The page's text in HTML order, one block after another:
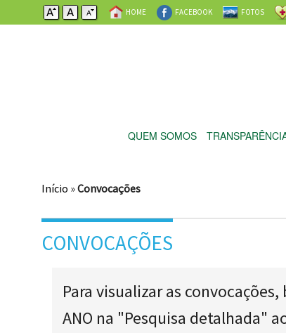
HOME FACEBOOK FOTOS
QUEM SOMOS
Início »Convocações
CONVOCAÇÕES
Para visualizar as convocações,
ANO na "Pesquisa detalhada"